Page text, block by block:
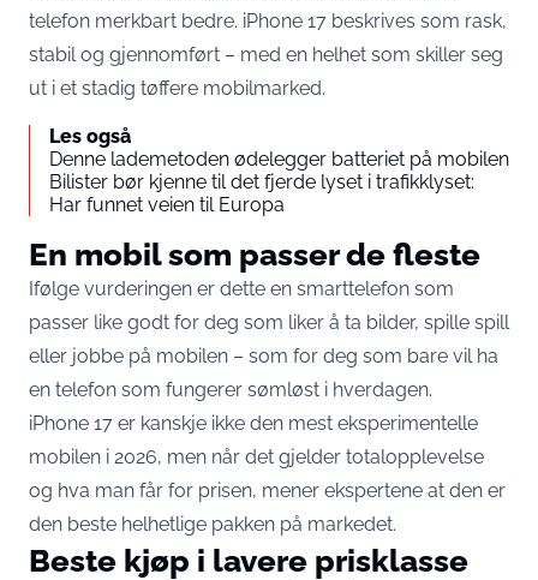
telefon merkbart bedre. iPhone 17 beskrives som rask,
stabil og gjennomført – med en helhet som skiller seg
ut i et stadig tøffere mobilmarked.
Les også
Denne lademetoden ødelegger batteriet på mobilen
Bilister bør kjenne til det fjerde lyset i trafikklyset:
Har funnet veien til Europa
En mobil som passer de fleste
Ifølge vurderingen er dette en smarttelefon som
passer like godt for deg som liker å ta bilder, spille spill
eller jobbe på mobilen – som for deg som bare vil ha
en telefon som fungerer sømløst i hverdagen.
iPhone 17 er kanskje ikke den mest eksperimentelle
mobilen i 2026, men når det gjelder totalopplevelse
og hva man får for prisen, mener ekspertene at den er
den beste helhetlige pakken på markedet.
Beste kjøp i lavere prisklasse